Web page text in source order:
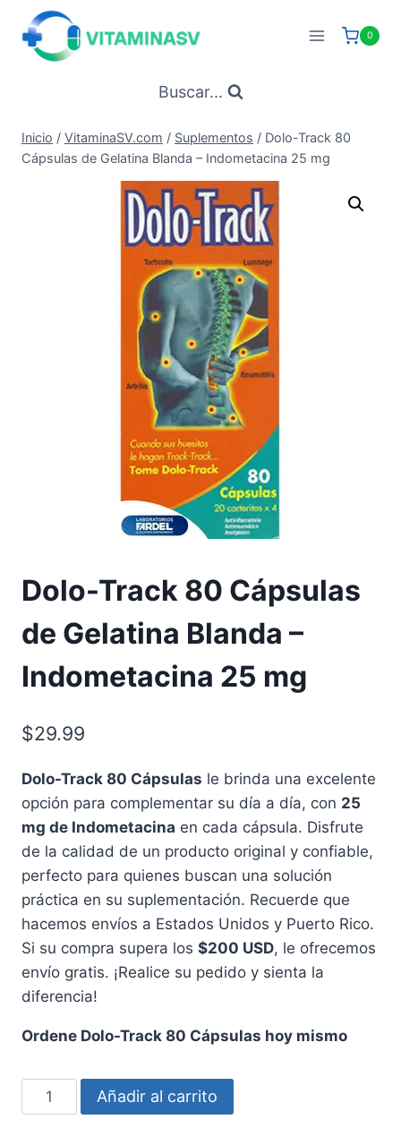
Saltar
contenido
0
Buscar...
Inicio / VitaminaSV.com / Suplementos / Dolo-Track 80
Cápsulas de Gelatina Blanda – Indometacina 25 mg
Dolo-Track 80 Cápsulas
de Gelatina Blanda –
Indometacina 25 mg
$29.99
Dolo-Track 80 Cápsulas le brinda una excelente
opción para complementar su día a día, con 25
mg de Indometacina en cada cápsula. Disfrute
de la calidad de un producto original y confiable,
perfecto para quienes buscan una solución
práctica en su suplementación. Recuerde que
hacemos envíos a Estados Unidos y Puerto Rico.
Si su compra supera los $200 USD, le ofrecemos
envío gratis. ¡Realice su pedido y sienta la
diferencia!
Ordene Dolo-Track 80 Cápsulas hoy mismo
Dolo-
Track
Añadir al carrito